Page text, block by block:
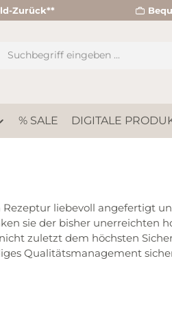
Zurück**
% SALE DIGITALE
Rezeptur liebevoll angefertigt
sie der bisher unerreichten
zuletzt dem höchsten
Qualitätsmanagement